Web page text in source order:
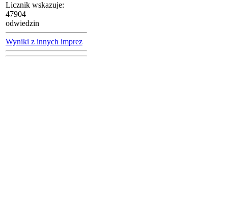
Licznik wskazuje:
47904
odwiedzin
Wyniki z innych imprez